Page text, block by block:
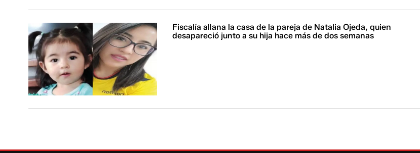
Fiscalía allana la casa de la pareja de Natalia Ojeda, quien
desapareció junto a su hija hace más de dos semanas